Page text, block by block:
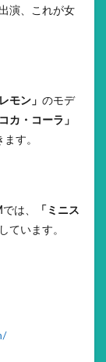
演、これが女
モン」 のモデ
コカ・コーラ」
す。
は、
「ミニス
ています。